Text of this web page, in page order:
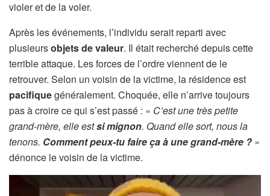
violer et de la voler.
Après les événements, l’individu serait reparti avec
plusieursobjets de valeur. Il était recherché depuis cette
terrible attaque. Les forces de l’ordre viennent de le
retrouver. Selon un voisin de la victime, la résidence est
pacifiquegénéralement. Choquée, elle n’arrive toujours
pas à croire ce qui s’est passé : « C’est une très petite
grand-mère, elle estsi mignon. Quand elle sort, nous la
tenons. Comment peux-tu faire ça à une grand-mère ? »
dénonce le voisin de la victime.